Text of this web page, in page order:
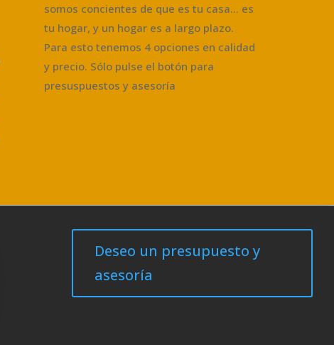
somos concientes de que es tu casa… es
tu hogar, y un hogar es a largo plazo.
Para esto tenemos 4 opciones en calidad
y precio. Sólo pulse el botón para
presuspuestos y asesoría
Deseo un presupuesto y
asesoría